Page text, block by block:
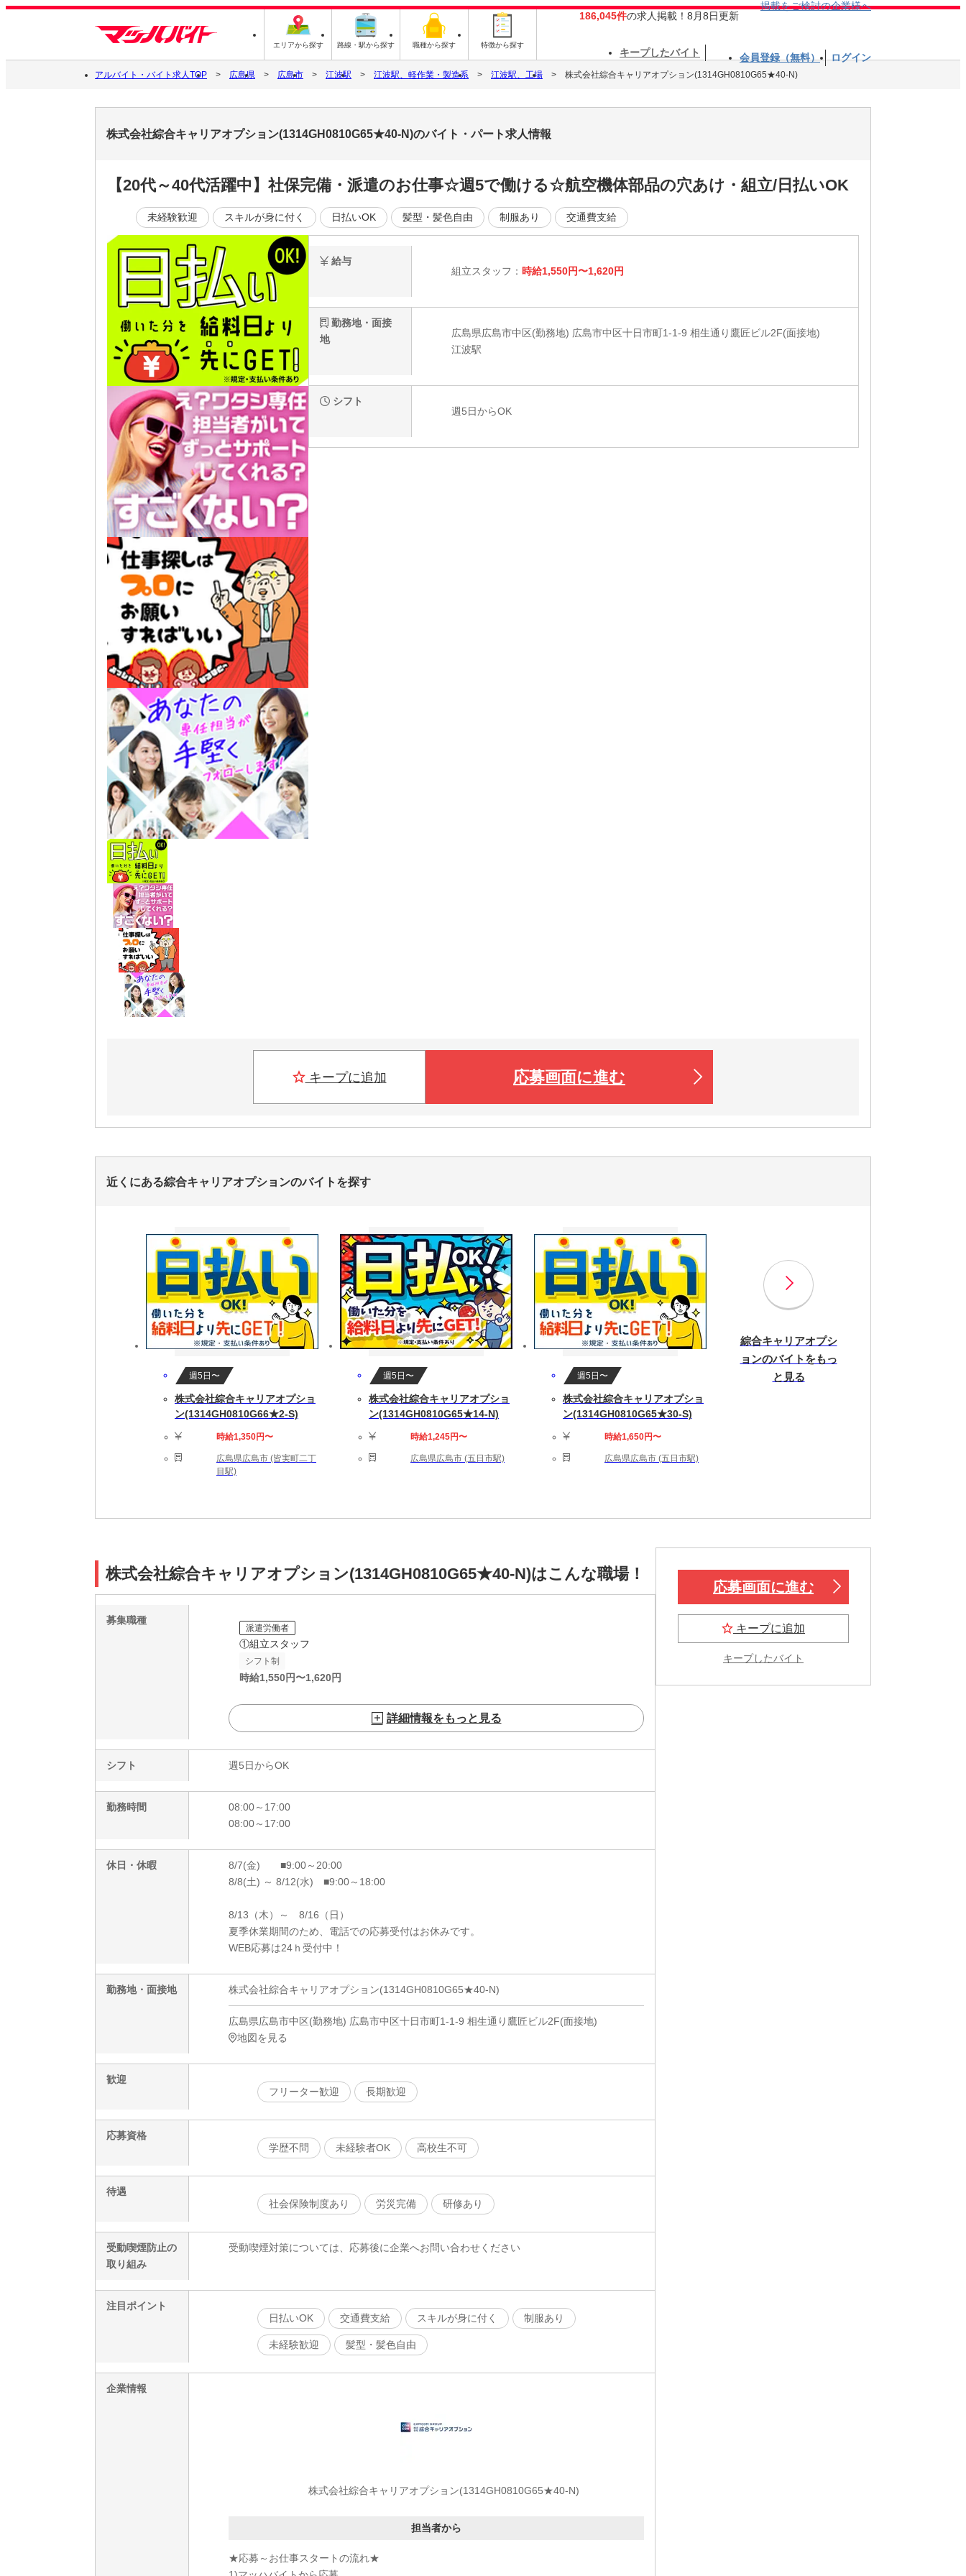
エリアから探す 路線・駅から探す 職種から探す 特徴から探す
186,045件の求人掲載！8月8日更新
掲載をご検討の企業様へ
キープしたバイト 会員登録（無料） ログイン
アルバイト・バイト求人TOP 広島県 広島市 江波駅 江波駅、軽作業・製造系 江波駅、工場 株式会社綜合キャリアオプション(1314GH0810G65★40-N)
株式会社綜合キャリアオプション(1314GH0810G65★40-N)のバイト・パート求人情報
【20代～40代活躍中】社保完備・派遣のお仕事☆週5で働ける☆航空機体部品の穴あけ・組立/日払いOK
未経験歓迎 スキルが身に付く 日払いOK 髪型・髪色自由 制服あり 交通費支給
給与
組立スタッフ： 時給1,550円〜1,620円
勤務地・面接
地
広島県広島市中区(勤務地) 広島市中区十日市町1-1-9 相生通り鷹匠ビル2F(面接地)
江波駅
シフト
週5日からOK
キープに追加 応募画面に進む
近くにある綜合キャリアオプションのバイトを探す
週5日〜
株式会社綜合キャリアオプショ
ン(1314GH0810G66★2-S)
時給1,350円〜
広島県広島市 (皆実町二丁
目駅)
週5日〜
株式会社綜合キャリアオプショ
ン(1314GH0810G65★14-N)
時給1,245円〜
広島県広島市 (五日市駅)
週5日〜
株式会社綜合キャリアオプショ
ン(1314GH0810G65★30-S)
時給1,650円〜
広島県広島市 (五日市駅)
綜合キャリアオプシ
ョンのバイトをもっ
と見る
株式会社綜合キャリアオプション(1314GH0810G65★40-N)はこんな職場！
募集職種
派遣労働者
①組立スタッフ
シフト制
時給1,550円〜1,620円
詳細情報をもっと見る
シフト 週5日からOK
勤務時間
08:00～17:00
08:00～17:00
休日・休暇
8/7(金) ■9:00～20:00
8/8(土) ～ 8/12(水) ■9:00～18:00
8/13（木）～ 8/16（日）
夏季休業期間のため、電話での応募受付はお休みです。
WEB応募は24ｈ受付中！
勤務地・面接地 株式会社綜合キャリアオプション(1314GH0810G65★40-N)
広島県広島市中区(勤務地) 広島市中区十日市町1-1-9 相生通り鷹匠ビル2F(面接地)
地図を見る
歓迎
フリーター歓迎
長期歓迎
応募資格
学歴不問
未経験者OK 高校生不可
待遇
社会保険制度あり
労災完備 研修あり
受動喫煙防止の
取り組み
受動喫煙対策については、応募後に企業へお問い合わせください
注目ポイント
日払いOK
交通費支給 スキルが身に付く 制服あり
未経験歓迎 髪型・髪色自由
企業情報
株式会社綜合キャリアオプション(1314GH0810G65★40-N)
担当者から
★応募～お仕事スタートの流れ★
応募画面に進む
キープに追加
キープしたバイト